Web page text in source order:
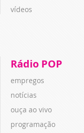
vídeos
Rádio POP
empregos
notícias
ouça ao vivo
programação